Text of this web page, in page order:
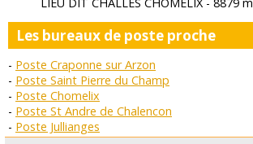
Les bureaux de poste proche
Poste Craponne sur Arzon
Poste Saint Pierre du Champ
Poste Chomelix
Poste St Andre de Chalencon
Poste Jullianges